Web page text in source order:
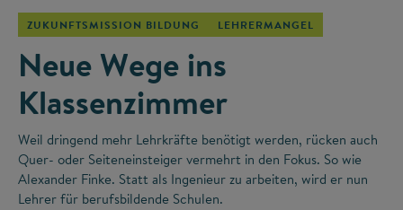
ZUKUNFTSMISSION BILDUNG LEHRERMANGEL
Neue Wege ins
Klassenzimmer
Weil dringend mehr Lehrkräfte benötigt werden, rücken auch
Quer- oder Seiteneinsteiger vermehrt in den Fokus. So wie
Alexander Finke. Statt als Ingenieur zu arbeiten, wird er nun
Lehrer für berufsbildende Schulen.